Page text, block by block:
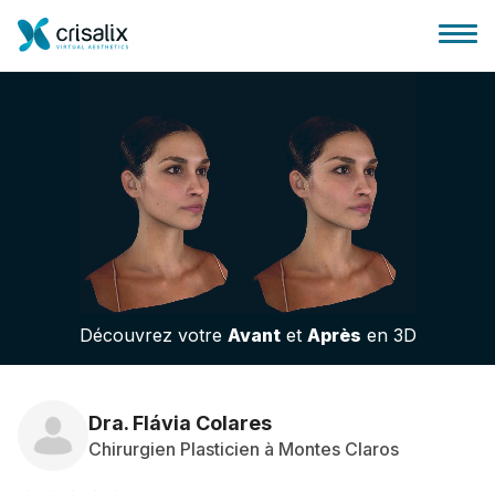
Accueil chirurgiens
Plateforme commerciale 3D
Forfait
Avis des patients
Découvrez votre Avantet Après en 3D
Dra. Flávia Colares
Chirurgien Plasticien à Montes Claros